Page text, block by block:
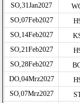
SO,31Jan2027
SO,07Feb2027
SO,14Feb2027
SO,21Feb2027
SO,28Feb2027
DO,04Mrz2027
SO,07Mrz2027